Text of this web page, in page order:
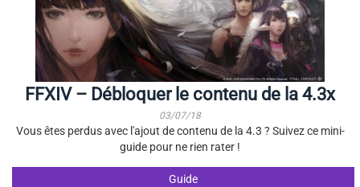
FFXIV – Débloquer le contenu de la 4.3x
03/07/18
Vous êtes perdus avec l'ajout de contenu de la 4.3 ? Suivez ce mini-
guide pour ne rien rater !
Guide